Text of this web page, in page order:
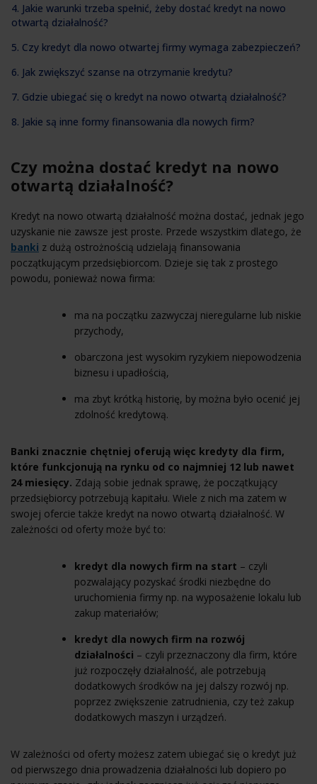
4. Jakie warunki trzeba spełnić, żeby dostać kredyt na nowo
otwartą działalność?
5. Czy kredyt dla nowo otwartej firmy wymaga zabezpieczeń?
6. Jak zwiększyć szanse na otrzymanie kredytu?
7. Gdzie ubiegać się o kredyt na nowo otwartą działalność?
8. Jakie są inne formy finansowania dla nowych firm?
Czy można dostać kredyt na nowo
otwartą działalność?
Kredyt na nowo otwartą działalność można dostać, jednak jego
uzyskanie nie zawsze jest proste. Przede wszystkim dlatego, że
banki z dużą ostrożnością udzielają finansowania
początkującym przedsiębiorcom. Dzieje się tak z prostego
powodu, ponieważ nowa firma:
ma na początku zazwyczaj nieregularne lub niskie
przychody,
obarczona jest wysokim ryzykiem niepowodzenia
biznesu i upadłością,
ma zbyt krótką historię, by można było ocenić jej
zdolność kredytową.
Banki znacznie chętniej oferują więc kredyty dla firm,
które funkcjonują na rynku od co najmniej 12 lub nawet
24 miesięcy. Zdają sobie jednak sprawę, że początkujący
przedsiębiorcy potrzebują kapitału. Wiele z nich ma zatem w
swojej ofercie także kredyt na nowo otwartą działalność. W
zależności od oferty może być to:
kredyt dla nowych firm na start – czyli
pozwalający pozyskać środki niezbędne do
uruchomienia firmy np. na wyposażenie lokalu lub
zakup materiałów;
kredyt dla nowych firm na rozwój
działalności – czyli przeznaczony dla firm, które
już rozpoczęły działalność, ale potrzebują
dodatkowych środków na jej dalszy rozwój np.
poprzez zwiększenie zatrudnienia, czy też zakup
dodatkowych maszyn i urządzeń.
W zależności od oferty możesz zatem ubiegać się o kredyt już
od pierwszego dnia prowadzenia działalności lub dopiero po